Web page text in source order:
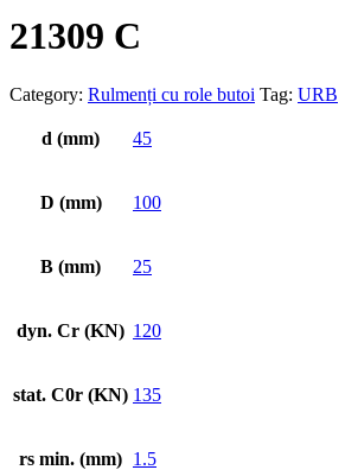
21309 C
Category: Rulmenți cu role butoi Tag: URB
d (mm) 45
D (mm) 100
B (mm) 25
dyn. Cr (KN) 120
stat. C0r (KN) 135
rs min. (mm) 1.5